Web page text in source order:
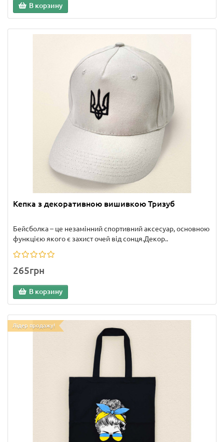
В корзину
Кепка з декоративною вишивкою Тризуб
Бейсболка – це незамінний спортивний аксесуар, основною
функцією якого є захист очей від сонця.Декор..
265грн
В корзину
Лідер продажу!